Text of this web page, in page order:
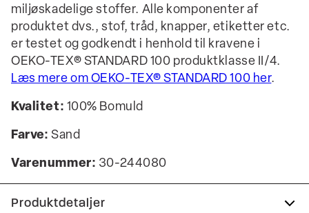
miljøskadelige stoffer. Alle komponenter af
produktet dvs., stof, tråd, knapper, etiketter etc.
er testet og godkendt i henhold til kravene i
OEKO-TEX® STANDARD 100 produktklasse II/4.
Læs mere om OEKO-TEX® STANDARD 100 her.
Kvalitet: 100% Bomuld
Farve: Sand
Varenummer: 30-244080
Produktdetaljer